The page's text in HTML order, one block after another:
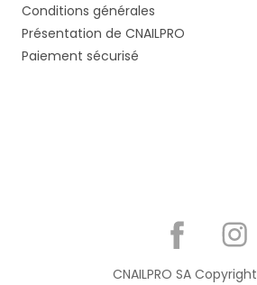
Conditions générales
Présentation de CNAILPRO
Paiement sécurisé
CNAILPRO SA Copyright